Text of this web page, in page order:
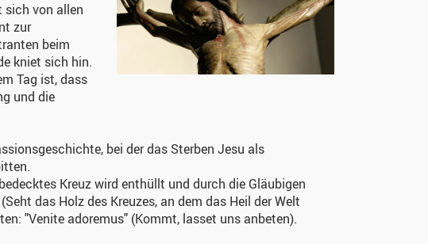
sich von allen
zur
beim
kniet sich hin.
Tag ist, dass
und die
bei der das Sterben Jesu als
Kreuz wird enthüllt und durch die Gläubigen
das Holz des Kreuzes, an dem das Heil der Welt
"Venite adoremus" (Kommt, lasset uns anbeten).